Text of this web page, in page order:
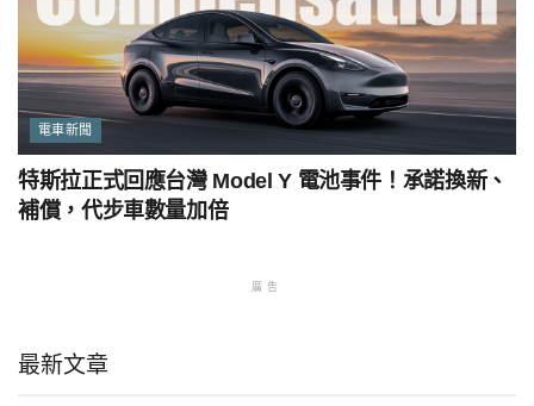
電車新聞
特斯拉正式回應台灣 Model Y 電池事件！承諾換新、
補償，代步車數量加倍
廣告
最新文章